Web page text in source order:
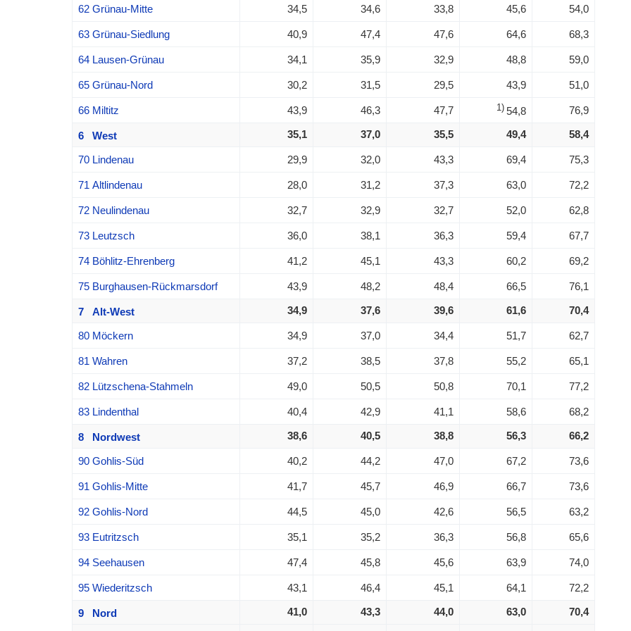
62 Grünau-Mitte 34,5 34,6 33,8 45,6 54,0
63 Grünau-Siedlung 40,9 47,4 47,6 64,6 68,3
64 Lausen-Grünau 34,1 35,9 32,9 48,8 59,0
65 Grünau-Nord 30,2 31,5 29,5 43,9 51,0
66 Miltitz 43,9 46,3 47,7 1) 54,8 76,9
6 West 35,1 37,0 35,5 49,4 58,4
70 Lindenau 29,9 32,0 43,3 69,4 75,3
71 Altlindenau 28,0 31,2 37,3 63,0 72,2
72 Neulindenau 32,7 32,9 32,7 52,0 62,8
73 Leutzsch 36,0 38,1 36,3 59,4 67,7
74 Böhlitz-Ehrenberg 41,2 45,1 43,3 60,2 69,2
75 Burghausen-Rückmarsdorf 43,9 48,2 48,4 66,5 76,1
7 Alt-West 34,9 37,6 39,6 61,6 70,4
80 Möckern 34,9 37,0 34,4 51,7 62,7
81 Wahren 37,2 38,5 37,8 55,2 65,1
82 Lützschena-Stahmeln 49,0 50,5 50,8 70,1 77,2
83 Lindenthal 40,4 42,9 41,1 58,6 68,2
8 Nordwest 38,6 40,5 38,8 56,3 66,2
90 Gohlis-Süd 40,2 44,2 47,0 67,2 73,6
91 Gohlis-Mitte 41,7 45,7 46,9 66,7 73,6
92 Gohlis-Nord 44,5 45,0 42,6 56,5 63,2
93 Eutritzsch 35,1 35,2 36,3 56,8 65,6
94 Seehausen 47,4 45,8 45,6 63,9 74,0
95 Wiederitzsch 43,1 46,4 45,1 64,1 72,2
9 Nord 41,0 43,3 44,0 63,0 70,4